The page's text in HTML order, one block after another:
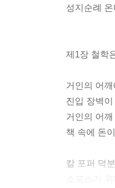
성지순례
제1장 철학
거인의 어
진입 장벽
거인의 어
책 속에 돈
칼 포퍼 덕